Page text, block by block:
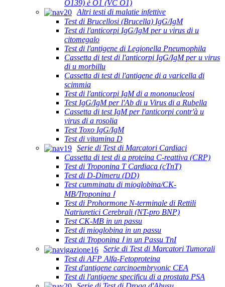
O139) è O1 (VC O1)
Altri testi di malatie infettive
Test di Brucellosi (Brucella) IgG/IgM
Test di l'anticorpi IgG/IgM per u virus di u
citomegalo
Test di l'antigene di Legionella Pneumophila
Cassetta di test di l'anticorpi IgG/IgM per u virus
di u morbillu
Cassetta di test di l'antigene di a varicella di
scimmia
Test di l'anticorpi IgM di a mononucleosi
Test IgG/IgM per l'Ab di u Virus di a Rubella
Cassetta di test IgM per l'anticorpi contr'à u
virus di a rosolia
Test Toxo IgG/IgM
Test di vitamina D
Serie di Test di Marcatori Cardiaci
Cassetta di test di a proteina C-reattiva (CRP)
Test di Troponina T Cardiaca (cTnT)
Test di D-Dimeru (DD)
Test cumminatu di mioglobina/CK-
MB/Troponina Ⅰ
Test di Prohormone N-terminale di Rettili
Natriuretici Cerebrali (NT-pro BNP)
Test CK-MB in un passu
Test di mioglobina in un passu
Test di Troponina Ⅰ in un Passu TnI
Serie di Test di Marcatori Tumorali
Test di AFP Alfa-Fetoproteina
Test d'antigene carcinoembryonic CEA
Test di l'antigene specificu di a prostata PSA